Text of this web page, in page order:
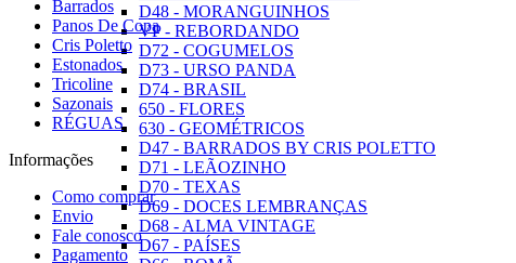
D48 - MORANGUINHOS
VP - REBORDANDO
D72 - COGUMELOS
D73 - URSO PANDA
D74 - BRASIL
650 - FLORES
630 - GEOMÉTRICOS
D47 - BARRADOS BY CRIS POLETTO
D71 - LEÃOZINHO
D70 - TEXAS
D69 - DOCES LEMBRANÇAS
D68 - ALMA VINTAGE
D67 - PAÍSES
Barrados
Panos De Copa
Cris Poletto
Estonados
Tricoline
Sazonais
RÉGUAS
Informações
Como comprar
Envio
Fale conosco
Pagamento